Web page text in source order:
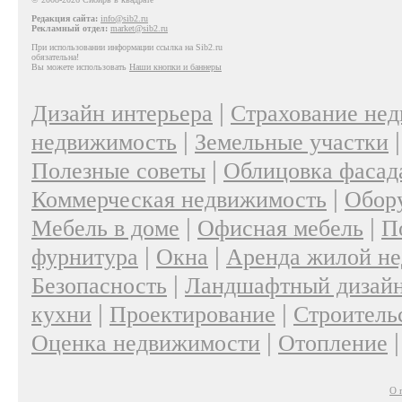
Редакция сайта: info@sib2.ru
Рекламный отдел: market@sib2.ru
При использовании информации ссылка на Sib2.ru
обязательна!
Вы можете использовать Наши кнопки и баннеры
Дизайн интерьера | Страхование
недвижимость | Земельные участки
Полезные советы | Облицовка
Коммерческая недвижимость |
Мебель в доме | Офисная мебель |
фурнитура | Окна | Аренда жилой
Безопасность | Ландшафтный
кухни | Проектирование |
Оценка недвижимости | Отопление
О